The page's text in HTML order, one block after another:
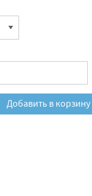
Добавить в корзину